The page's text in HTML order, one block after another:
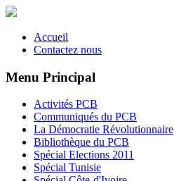
Accueil
Contactez nous
Menu Principal
Activités PCB
Communiqués du PCB
La Démocratie Révolutionnaire
Bibliothèque du PCB
Spécial Elections 2011
Spécial Tunisie